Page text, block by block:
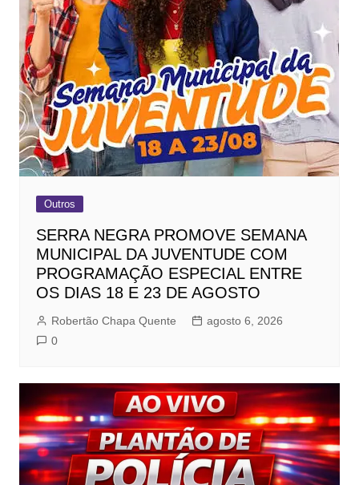
Outros
SERRA NEGRA PROMOVE SEMANA
MUNICIPAL DA JUVENTUDE COM
PROGRAMAÇÃO ESPECIAL ENTRE
OS DIAS 18 E 23 DE AGOSTO
Robertão Chapa Quente
agosto 6, 2026
0